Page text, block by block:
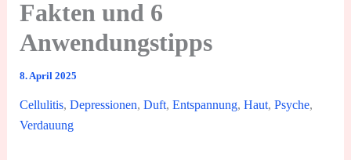
Fakten und 6
Anwendungstipps
8. April 2025
Cellulitis, Depressionen, Duft, Entspannung, Haut, Psyche,
Verdauung